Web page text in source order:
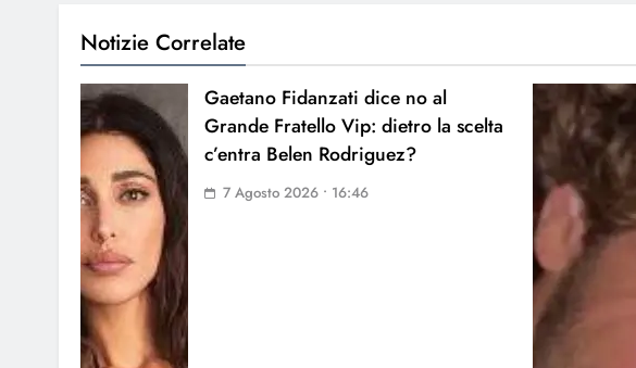
Notizie Correlate
Gaetano Fidanzati dice no al
Grande Fratello Vip: dietro la scelta
c’entra Belen Rodriguez?
7 Agosto 2026 • 16:46